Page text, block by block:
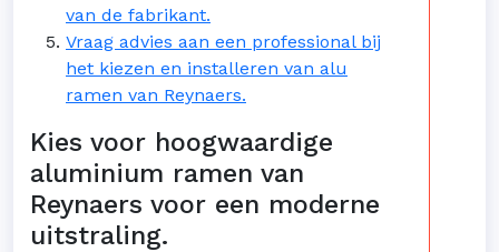
van de fabrikant.
Vraag advies aan een professional bij
het kiezen en installeren van alu
ramen van Reynaers.
Kies voor hoogwaardige
aluminium ramen van
Reynaers voor een moderne
uitstraling.